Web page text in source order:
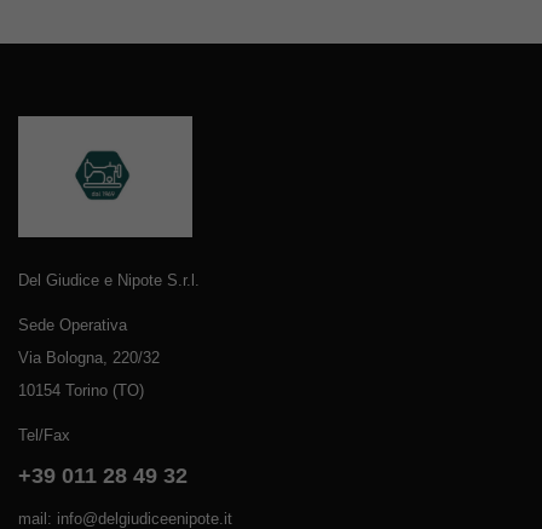
Del Giudice e Nipote S.r.l.
Sede Operativa
Via Bologna, 220/32
10154 Torino (TO)
Tel/Fax
+39 011 28 49 32
mail: info@delgiudiceenipote.it